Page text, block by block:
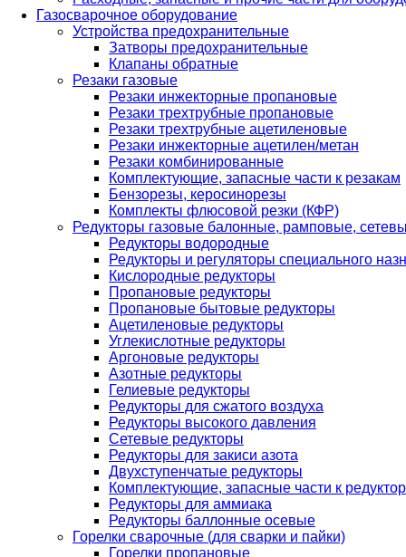
Газосварочное оборудование
Устройства предохранительные
Затворы предохранительные
Клапаны обратные
Резаки газовые
Резаки инжекторные пропановые
Резаки трехтрубные пропановые
Резаки трехтрубные ацетиленовые
Резаки инжекторные ацетилен/метан
Резаки комбинированные
Комплектующие, запасные части к резакам
Бензорезы, керосинорезы
Комплекты флюсовой резки (КФР)
Редукторы газовые балонные, рамповые,
Редукторы водородные
Редукторы и регуляторы специального
Кислородные редукторы
Пропановые редукторы
Пропановые бытовые редукторы
Ацетиленовые редукторы
Углекислотные редукторы
Аргоновые редукторы
Азотные редукторы
Гелиевые редукторы
Редукторы для сжатого воздуха
Редукторы высокого давления
Сетевые редукторы
Редукторы для закиси азота
Двухступенчатые редукторы
Комплектующие, запасные части к
Редукторы для аммиака
Редукторы баллонные осевые
Горелки сварочные (для сварки и пайки)
Горелки пропановые